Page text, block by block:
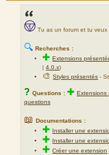
Tu as un forum et tu veux
🔍 Recherches :
✚Extensions
|4.0.x)
🎨Styles présentés -
? Questions : ✚ Extensions
questions
📖 Documentations :
✚ Installer une
✚ Installer une
✚Créer une extension